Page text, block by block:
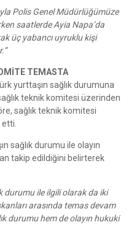
Polis Genel Müdürlüğümüze
saatlerde Ayia Napa’da
üç yabancı uyruklu kişi
TEMASTA
yurttaşın sağlık durumuna
teknik komitesi üzerinden
sağlık teknik komitesi
sağlık durumu ile olayın
takip edildiğini belirterek
durumu ile ilgili olarak da iki
arasında temas devam
durumu hem de olayın hukuki